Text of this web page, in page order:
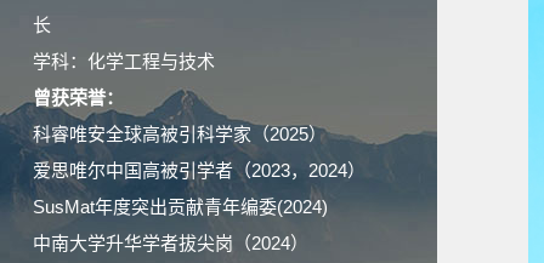
长
学科：化学工程与技术
曾获荣誉：
科睿唯安全球高被引科学家（2025）
爱思唯尔中国高被引学者（2023，2024）
SusMat年度突出贡献青年编委(2024)
中南大学升华学者拔尖岗（2024）